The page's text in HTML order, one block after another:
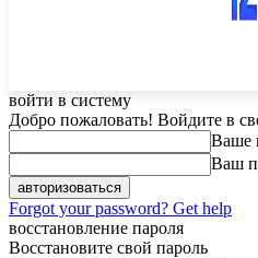
войти в систему
Добро пожаловать! Войдите в
Ваше
Ваш
Forgot your password? Get help
восстановление пароля
Восстановите свой пароль